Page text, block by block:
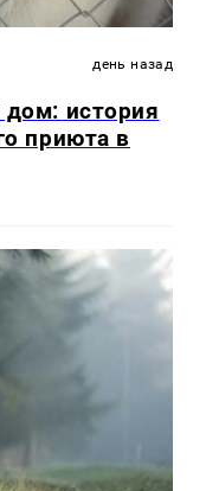
день назад
история
приюта в